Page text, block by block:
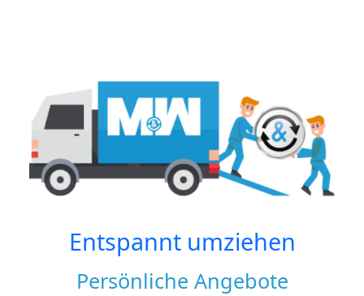
Entspannt umziehen
Persönliche Angebote